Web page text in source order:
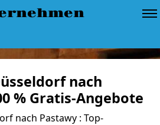
nach
% Gratis-Angebote
nach Pastawy : Top-